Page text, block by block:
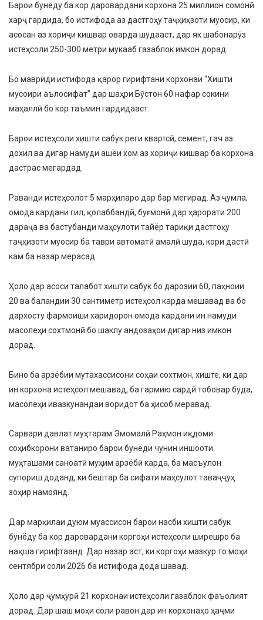
Барои бунёду ба кор даровардани корхона 25 миллион сомонӣ
харҷ гардида, бо истифода аз дастгоҳу таҷҳиҳзоти муосир, ки
асосан аз хориҷи кишвар оварда шудааст, дар як шабонарӯз
истеҳсоли 250-300 метри мукааб газаблок имкон дорад.
Бо мавриди истифода қарор гирифтани корхонаи “Хишти
мусоири аълосифат” дар шаҳри Бӯстон 60 нафар сокини
маҳаллӣ бо кор таъмин гардидааст.
Барои истеҳсоли хишти сабук реги квартсӣ, семент, гач аз
дохил ва дигар намуди ашёи хом аз хориҷи кишвар ба корхона
дастрас мегардад.
Раванди истеҳсолот 5 марҳиларо дар бар мегирад. Аз ҷумла,
омода кардани гил, қолаббандӣ, буғмонӣ дар ҳарорати 200
дараҷа ва бастубанди маҳсулоти тайёр тариқи дастгоҳу
таҷҳизоти муосир ба таври автоматӣ амалӣ шуда, кори дастӣ
кам ба назар мерасад.
Ҳоло дар асоси талабот хишти сабук бо дарозии 60, паҳноии
20 ва баландии 30 сантиметр истеҳсол карда мешавад ва бо
дархосту фармоиши харидорон омода кардани ин намуди
масолеҳи сохтмонӣ бо шаклу андозаҳои дигар низ имкон
дорад.
Бино ба арзёбии мутахассисони соҳаи сохтмон, хиште, ки дар
ин корхона истеҳсол мешавад, ба гармию сардӣ тобовар буда,
масолеҳи ивазкунандаи воридот ба ҳисоб меравад.
Сарвари давлат муҳтарам Эмомалӣ Раҳмон иқдоми
соҳибкорони ватаниро барои бунёди чунин иншооти
муҳташами саноатӣ муҳим арзёбӣ карда, ба масъулон
супориш доданд, ки бештар ба сифати маҳсулот таваҷҷуҳ
зоҳир намоянд.
Дар марҳилаи дуюм муассисон барои насби хишти сабук
бунёду ба кор даровардани коргоҳи истеҳсоли ширешро ба
нақша гирифтаанд. Дар назар аст, ки коргоҳи мазкур то моҳи
сентябри соли 2026 ба истифода дода шавад.
Ҳоло дар ҷумҳурӣ 21 корхонаи истеҳсоли газаблок фаъолият
дорад. Дар шаш моҳи соли равон дар ин корхонаҳо ҳаҷми